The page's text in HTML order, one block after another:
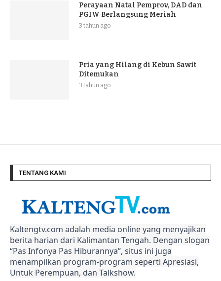
Perayaan Natal Pemprov, DAD dan
PGIW Berlangsung Meriah
3 tahun ago
Pria yang Hilang di Kebun Sawit
Ditemukan
3 tahun ago
TENTANG KAMI
Kaltengtv.com adalah media online yang menyajikan
berita harian dari Kalimantan Tengah. Dengan slogan
“Pas Infonya Pas Hiburannya”, situs ini juga
menampilkan program-program seperti Apresiasi,
Untuk Perempuan, dan Talkshow.